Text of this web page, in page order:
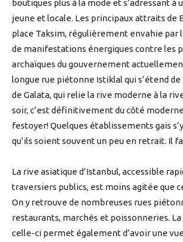
boutiques plus à la mode et s’adressant à
jeune et locale. Les principaux attraits de
place Taksim, régulièrement envahie par
de manifestations énergiques contre les
archaïques du gouvernement
longue rue piétonne Istiklal qui s’étend
de Galata, qui relie la rive moderne à la
soir, c’est définitivement du côté
festoyer! Quelques établissements gais
qu’ils soient souvent un peu en retrait. Il
La rive asiatique d’Istanbul, accessible
traversiers publics, est moins agitée que
On y retrouve de nombreuses rues
restaurants, marchés et poissonneries.
celle-ci permet également d’avoir une